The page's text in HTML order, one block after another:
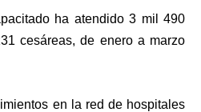
ha atendido 3 mil 490
cesáreas, de enero a marzo
en la red de hospitales